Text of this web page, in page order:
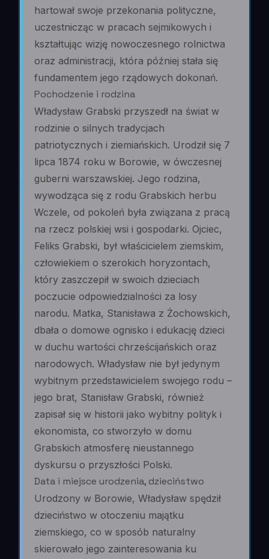
hartował swoje przekonania polityczne,
uczestnicząc w pracach sejmikowych i
kształtując wizję nowoczesnego rolnictwa
oraz administracji, która później stała się
fundamentem jego rządowych dokonań.
Pochodzenie i rodzina
Władysław Grabski przyszedł na świat w
rodzinie o silnych tradycjach
patriotycznych i ziemiańskich. Urodził się 7
lipca 1874 roku w Borowie, w ówczesnej
guberni warszawskiej. Jego rodzina,
wywodząca się z rodu Grabskich herbu
Wczele, od pokoleń była związana z pracą
na rzecz polskiej wsi i gospodarki. Ojciec,
Feliks Grabski, był właścicielem ziemskim,
człowiekiem o szerokich horyzontach,
który zaszczepił w swoich dzieciach
poczucie odpowiedzialności za losy
narodu. Matka, Stanisława z Żochowskich,
dbała o domowe ognisko i edukację dzieci
w duchu wartości chrześcijańskich oraz
narodowych. Władysław nie był jedynym
wybitnym przedstawicielem swojego rodu –
jego brat, Stanisław Grabski, również
zapisał się w historii jako wybitny polityk i
ekonomista, co stworzyło w domu
Grabskich atmosferę nieustannego
dyskursu o przyszłości Polski.
Data i miejsce urodzenia, dzieciństwo
Urodzony w Borowie, Władysław spędził
dzieciństwo w otoczeniu majątku
ziemskiego, co w sposób naturalny
skierowało jego zainteresowania ku